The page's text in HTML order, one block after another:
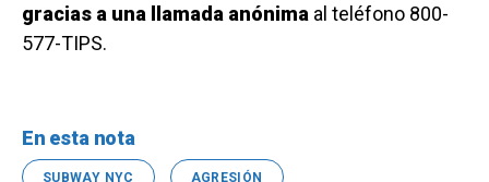
gracias a una llamada anónima al teléfono 800-
577-TIPS.
En esta nota
SUBWAY NYC AGRESIÓN